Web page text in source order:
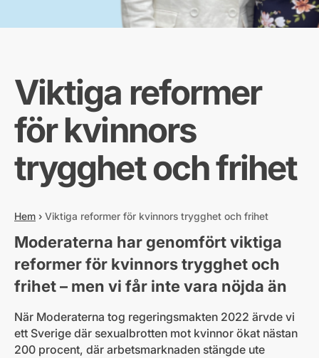
Viktiga reformer
för kvinnors
trygghet och frihet
Hem › Viktiga reformer för kvinnors trygghet och frihet
Moderaterna har genomfört viktiga
reformer för kvinnors trygghet och
frihet – men vi får inte vara nöjda än
När Moderaterna tog regeringsmakten 2022 ärvde vi
ett Sverige där sexualbrotten mot kvinnor ökat nästan
200 procent, där arbetsmarknaden stängde ute